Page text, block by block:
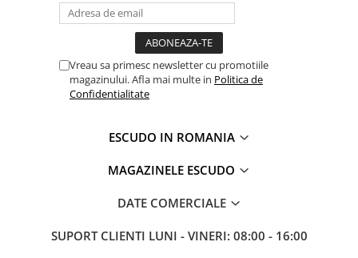
Vreau sa primesc newsletter cu promotiile
magazinului. Afla mai multe in Politica de
Confidentialitate
ESCUDO IN ROMANIA
MAGAZINELE ESCUDO
DATE COMERCIALE
SUPORT CLIENTI LUNI - VINERI: 08:00 - 16:00